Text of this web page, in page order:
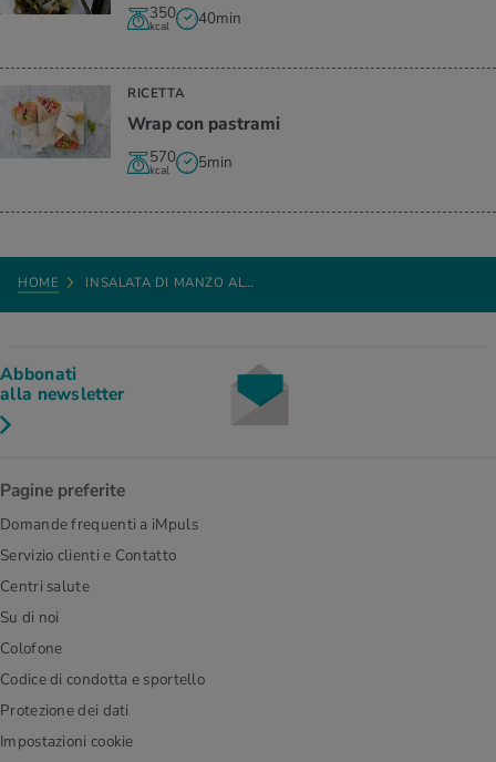
350
kcal 40min
RICETTA
Wrap con pastrami
570
kcal 5min
HOME INSALATA DI MANZO AL…
Abbonati
alla newsletter
Pagine preferite
Domande frequenti a iMpuls
Servizio clienti e Contatto
Centri salute
Su di noi
Colofone
Codice di condotta e sportello
Protezione dei dati
Impostazioni cookie